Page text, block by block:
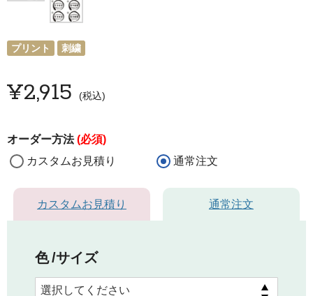
プリント 刺繍
¥2,915 税込
オーダー方法(必須)
カスタムお見積り
通常注文
カスタムお見積り 通常注文
色 サイズ